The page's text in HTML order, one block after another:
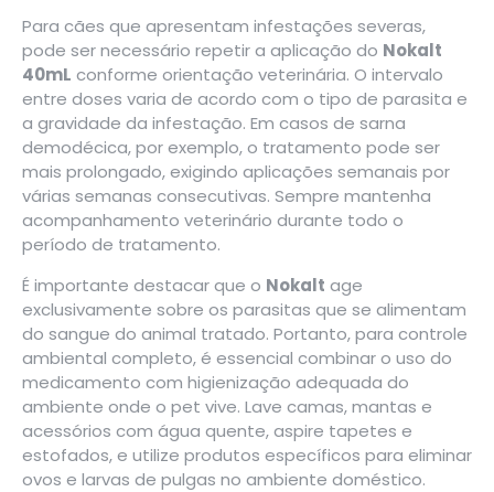
Para cães que apresentam infestações severas,
pode ser necessário repetir a aplicação do Nokalt
40mL conforme orientação veterinária. O intervalo
entre doses varia de acordo com o tipo de parasita e
a gravidade da infestação. Em casos de sarna
demodécica, por exemplo, o tratamento pode ser
mais prolongado, exigindo aplicações semanais por
várias semanas consecutivas. Sempre mantenha
acompanhamento veterinário durante todo o
período de tratamento.
É importante destacar que o Nokalt age
exclusivamente sobre os parasitas que se alimentam
do sangue do animal tratado. Portanto, para controle
ambiental completo, é essencial combinar o uso do
medicamento com higienização adequada do
ambiente onde o pet vive. Lave camas, mantas e
acessórios com água quente, aspire tapetes e
estofados, e utilize produtos específicos para eliminar
ovos e larvas de pulgas no ambiente doméstico.